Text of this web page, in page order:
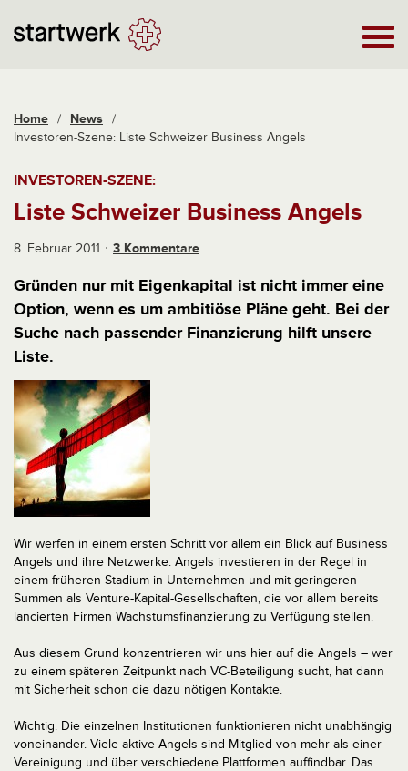
Home / News /
Investoren-Szene: Liste Schweizer Business Angels
INVESTOREN-SZENE:
Liste Schweizer Business Angels
8. Februar 2011 3 Kommentare
Gründen nur mit Eigenkapital ist nicht immer eine
Option, wenn es um ambitiöse Pläne geht. Bei der
Suche nach passender Finanzierung hilft unsere
Liste.
Wir werfen in einem ersten Schritt vor allem ein Blick auf Business
Angels und ihre Netzwerke. Angels investieren in der Regel in
einem früheren Stadium in Unternehmen und mit geringeren
Summen als Venture-Kapital-Gesellschaften, die vor allem bereits
lancierten Firmen Wachstumsfinanzierung zu Verfügung stellen.
Aus diesem Grund konzentrieren wir uns hier auf die Angels – wer
zu einem späteren Zeitpunkt nach VC-Beteiligung sucht, hat dann
mit Sicherheit schon die dazu nötigen Kontakte.
Wichtig: Die einzelnen Institutionen funktionieren nicht unabhängig
voneinander. Viele aktive Angels sind Mitglied von mehr als einer
Vereinigung und über verschiedene Plattformen auffindbar. Das